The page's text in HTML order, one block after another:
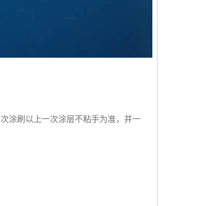
涂刷以上一次涂层不粘手为准，并一